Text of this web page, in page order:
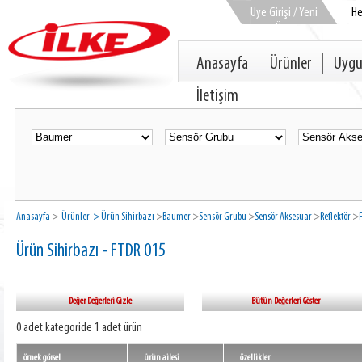
Üye Girişi / Yeni
Üye
Anasayfa Ürünler
İletişim
Anasayfa > Ürünler > Ürün Sihirbazı >Baumer >Sensör Grubu >Sensör Aksesuar >Reflektör >
Ürün Sihirbazı - FTDR 015
Değer Değerleri Gizle Bütün Değerleri Göster
0 adet kategoride 1 adet ürün
örnek görsel ürün ailesi özellikler